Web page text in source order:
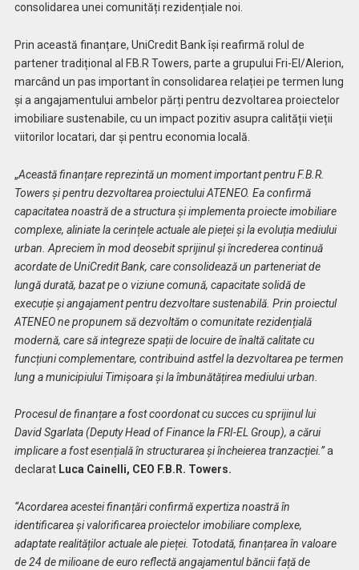
consolidarea unei comunități rezidențiale noi.
Prin această finanțare, UniCredit Bank își reafirmă rolul de
partener tradițional al F.B.R Towers, parte a grupului Fri-El/Alerion,
marcând un pas important în consolidarea relației pe termen lung
și a angajamentului ambelor părți pentru dezvoltarea proiectelor
imobiliare sustenabile, cu un impact pozitiv asupra calității vieții
viitorilor locatari, dar și pentru economia locală.
„Această finanțare reprezintă un moment important pentru F.B.R.
Towers și pentru dezvoltarea proiectului ATENEO. Ea confirmă
capacitatea noastră de a structura și implementa proiecte imobiliare
complexe, aliniate la cerințele actuale ale pieței și la evoluția mediului
urban. Apreciem în mod deosebit sprijinul și încrederea continuă
acordate de UniCredit Bank, care consolidează un parteneriat de
lungă durată, bazat pe o viziune comună, capacitate solidă de
execuție și angajament pentru dezvoltare sustenabilă. Prin proiectul
ATENEO ne propunem să dezvoltăm o comunitate rezidențială
modernă, care să integreze spații de locuire de înaltă calitate cu
funcțiuni complementare, contribuind astfel la dezvoltarea pe termen
lung a municipiului Timișoara și la îmbunătățirea mediului urban.
Procesul de finanțare a fost coordonat cu succes cu sprijinul lui
David Sgarlata (Deputy Head of Finance la FRI-EL Group), a cărui
implicare a fost esențială în structurarea și încheierea tranzacției.”a
declarat Luca Cainelli, CEO F.B.R. Towers.
“Acordarea acestei finanțări confirmă expertiza noastră în
identificarea și valorificarea proiectelor imobiliare complexe,
adaptate realităților actuale ale pieței. Totodată, finanțarea în valoare
de 24 de milioane de euro reflectă angajamentul băncii față de